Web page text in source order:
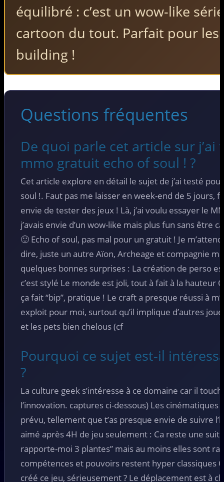
équilibré : c’est un wow-like
cartoon du tout. Parfait pour les
building !
Questions fréquentes
De quoi parle cet article sur j’ai
mmo gratuit echo of soul ! ?
Cet article explore en détail le sujet de j’ai testé
soul !. Faut pas me laisser en week-end de 5 jours,
envie de tester des jeux ! Là, j’ai voulu essayer le
j’avais envie d’un wow-like mais plus fun sans être
🙂 Echo of soul, pas mal pour un gratuit ! Je
dire, juste un autre Aïon, Archeage et compagnie
quelques bonnes surprises : La création de perso
c’est stylé Le monde est joli, tout à fait à la hauteur
ça fait “bip”, pratique ! Le craft a presque réussi à
exploit pour moi, surtout qu’il implique d’autres
et les pets bien chelous (cf
Pourquoi ce sujet est-il
?
La culture geek s’intéresse à ce domaine car il
l’innovation. captures ci-dessous) Les
prévu, tellement que t’as presque envie de suivre
aimé après 4H de jeu seulement : Ca reste une
rapporte-moi 3 plantes” mais au moins elles sont
compétences et pouvoirs restent hyper classiques
créé ce jeu, sérieusement ? Le déplacement est à